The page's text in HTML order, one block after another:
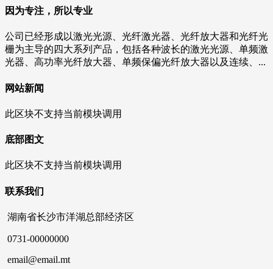
因为专注，所以专业
公司已经形成以激光光源、光纤激光器、光纤放大器和光纤光
栅为主导的四大系列产品，包括各种波长的激光光源、单频激
光器、高功率光纤放大器、单频保偏光纤放大器以及连续、...
网站新闻
此区块不支持当前模块调用
底部图文
此区块不支持当前模块调用
联系我们
湖南省长沙市洋湖总部经济区
0731-00000000
email@email.mt